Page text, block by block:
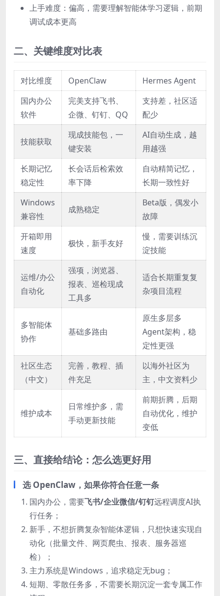
上手难度：偏高，需要理解智能体学习逻辑，前期
调试成本更高
二、关键维度对比表
对比维度 OpenClaw
Hermes Agent
国内办公
软件
完美支持飞书、
企微、钉钉、QQ
支持差，社区适
配少
技能获取
现成技能包，一
键安装
AI自动生成，越
用越强
长期记忆
稳定性
长会话后检索效
率下降
自动精简记忆，
长期一致性好
Windows
兼容性
成熟稳定
Beta版，偶发小
故障
开箱即用
速度
极快，新手友好
慢，需要训练沉
淀技能
运维/办公
自动化
强项，浏览器、
报表、巡检现成
工具多
适合长期重复复
杂项目流程
多智能体
协作
基础多路由
原生多层多
Agent架构，稳
定性更强
社区生态
（中文）
完善，教程、插
件充足
以海外社区为
主，中文资料少
维护成本
日常维护多，需
手动更新技能
前期折腾，后期
自动优化，维护
变低
三、直接给结论：怎么选更好用
选 OpenClaw，如果你符合任意一条
国内办公，需要飞书/企业微信/钉钉远程调度AI执
行任务；
新手，不想折腾复杂智能体逻辑，只想快速实现自
动化（批量文件、网页爬虫、报表、服务器巡
检）；
主力系统是Windows，追求稳定无bug；
短期、零散任务多，不需要长期沉淀一套专属工作